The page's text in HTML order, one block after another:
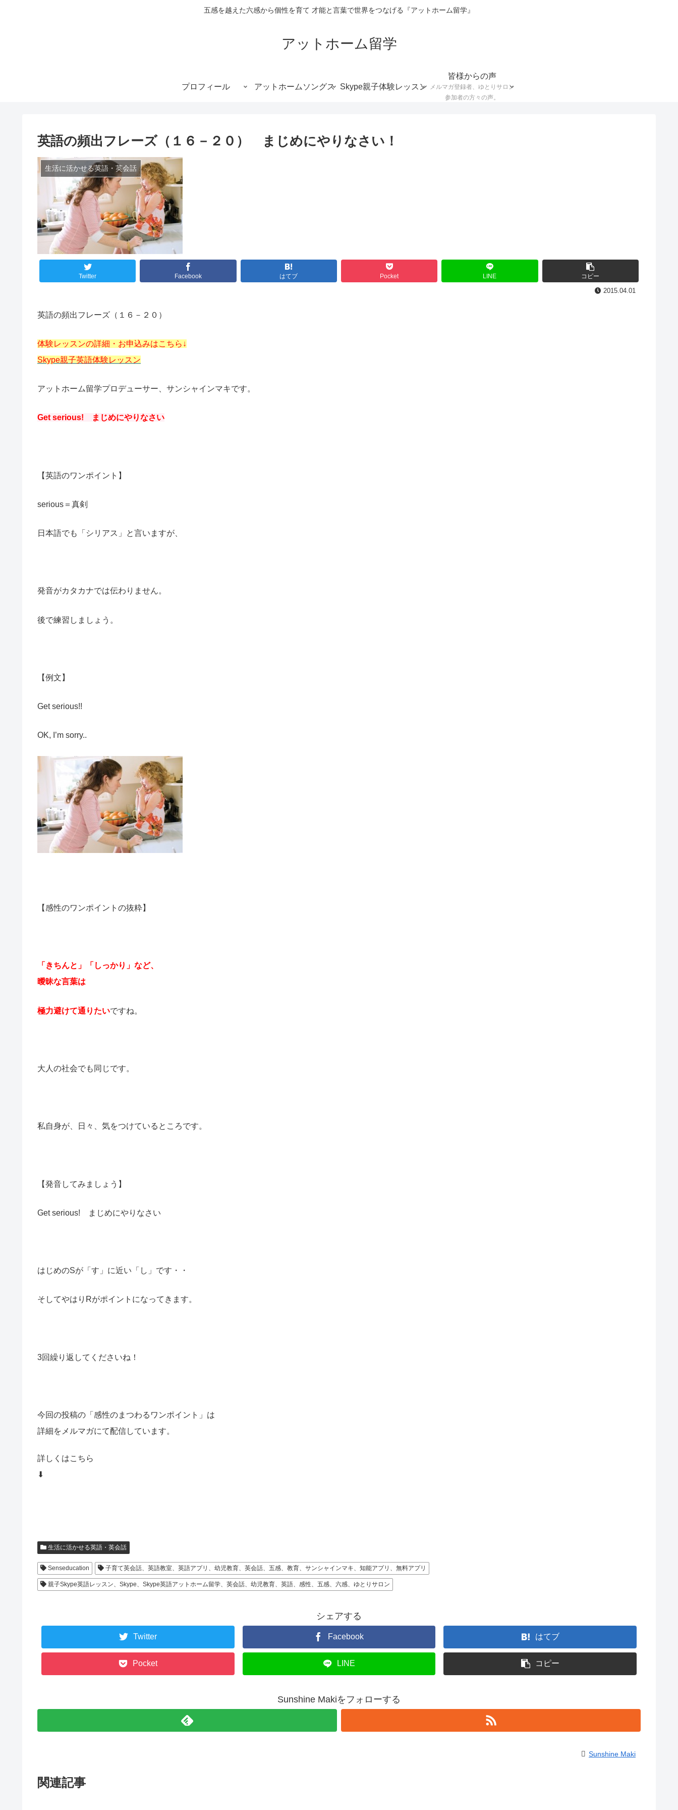
五感を越えた六感から個性を育て 才能と言葉で世界をつなげる『アットホーム留学』
アットホーム留学
プロフィール アットホームソングス Skype親子体験レッスン
皆様からの声
メルマガ登録者、ゆとりサロン
参加者の方々の声。
英語の頻出フレーズ（１６－２０） まじめにやりなさい！
生活に活かせる英語・英会話
Twitter Facebook はてブ Pocket LINE コピー
2015.04.01
英語の頻出フレーズ（１６－２０）
体験レッスンの詳細・お申込みはこちら↓
Skype親子英語体験レッスン
アットホーム留学プロデューサー、サンシャインマキです。
Get serious! まじめにやりなさい
【英語のワンポイント】
serious＝真剣
日本語でも「シリアス」と言いますが、
発音がカタカナでは伝わりません。
後で練習しましょう。
【例文】
Get serious!!
OK, I’m sorry..
【感性のワンポイントの抜粋】
「きちんと」「しっかり」など、
曖昧な言葉は
極力避けて通りたいですね。
大人の社会でも同じです。
私自身が、日々、気をつけているところです。
【発音してみましょう】
Get serious! まじめにやりなさい
はじめのSが「す」に近い「し」です・・
そしてやはりRがポイントになってきます。
3回繰り返してくださいね！
今回の投稿の「感性のまつわるワンポイント」は
詳細をメルマガにて配信しています。
詳しくはこちら
⬇
生活に活かせる英語・英会話
Senseducation 子育て英会話、英語教室、英語アプリ、幼児教育、英会話、五感、教育、サンシャインマキ、知能アプリ、無料アプリ
親子Skype英語レッスン、Skype、Skype英語アットホーム留学、英会話、幼児教育、英語、感性、五感、六感、ゆとりサロン
シェアする
Twitter Facebook はてブ
Pocket LINE コピー
Sunshine Makiをフォローする
Sunshine Maki
関連記事